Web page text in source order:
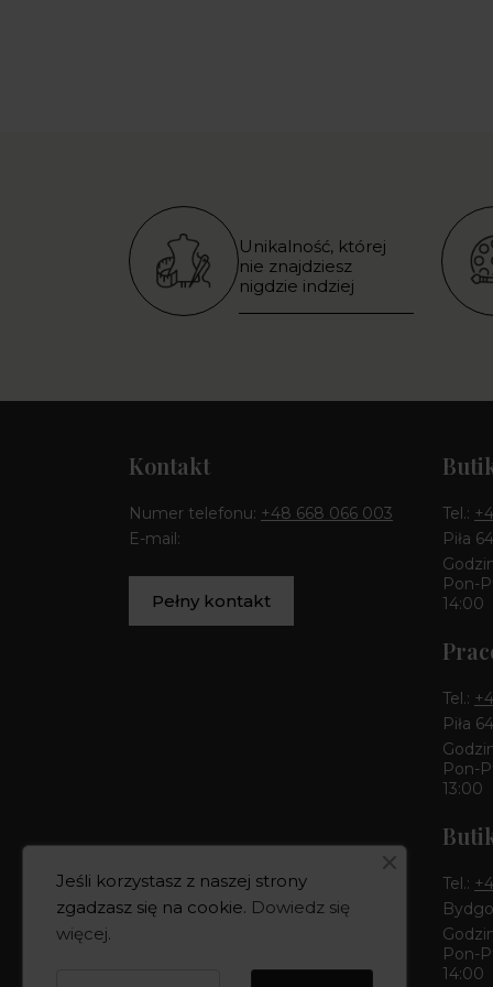
Unikalność, której
nie znajdziesz
nigdzie indziej
Kontakt
Numer telefonu: +48 668 066 003
E-mail:
Pełny kontakt
Tel.:
Piła
Pon-
14:00
Tel.:
Piła
Pon-
13:00
Tel.:
Pon-
14:00
Jeśli korzystasz z naszej strony
zgadzasz się na cookie. Dowiedz się
więcej.